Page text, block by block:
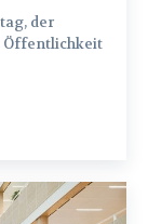
Öffentlichkeit